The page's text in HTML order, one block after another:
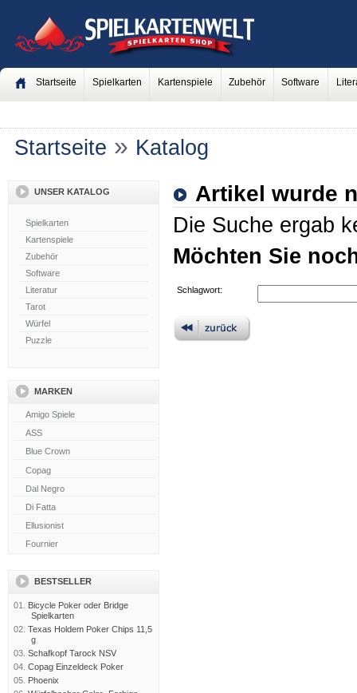
Startseite Spielkarten Kartenspiele Zubehör Software
Startseite » Katalog
UNSER KATALOG
Spielkarten
Kartenspiele
Zubehör
Software
Literatur
Tarot
Würfel
Puzzle
MARKEN
BESTSELLER
01. Bicycle Poker oder Bridge
Spielkarten
02. Texas Holdem Poker Chips 11,5
g
03. Schafkopf Tarock NSV
04. Copag Einzeldeck Poker
05. Phoenix
Artikel wurde
Die Suche ergab
Möchten Sie
Schlagwort: